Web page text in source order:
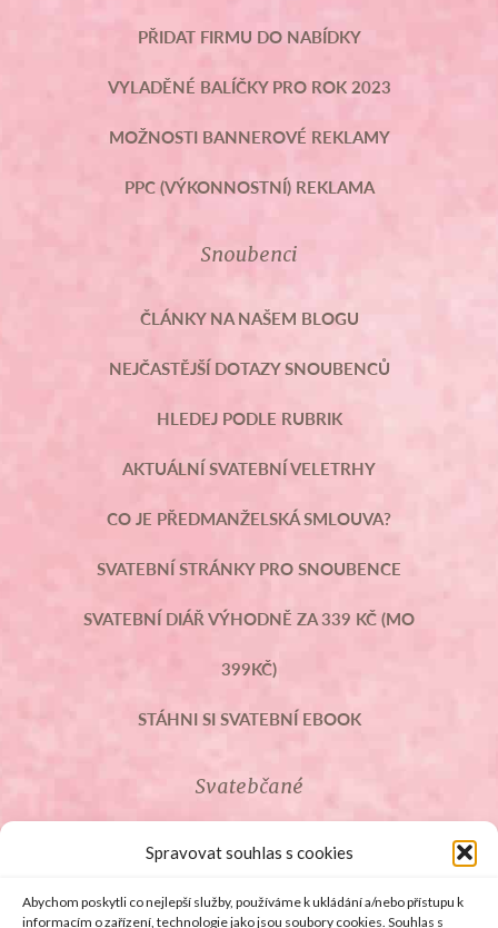
Spravovat souhlas s cookies
Abychom poskytli co nejlepší služby, používáme k ukládání a/nebo přístupu k
informacím o zařízení, technologie jako jsou soubory cookies. Souhlas s
PŘIDAT FIRMU DO NABÍDKY
VYLADĚNÉ BALÍČKY PRO ROK 2023
MOŽNOSTI BANNEROVÉ REKLAMY
PPC (VÝKONNOSTNÍ) REKLAMA
Snoubenci
ČLÁNKY NA NAŠEM BLOGU
NEJČASTĚJŠÍ DOTAZY SNOUBENCŮ
HLEDEJ PODLE RUBRIK
AKTUÁLNÍ SVATEBNÍ VELETRHY
CO JE PŘEDMANŽELSKÁ SMLOUVA?
SVATEBNÍ STRÁNKY PRO SNOUBENCE
SVATEBNÍ DIÁŘ VÝHODNĚ ZA 339 KČ (MO
399KČ)
STÁHNI SI SVATEBNÍ EBOOK
Svatebčané
ROZCESTNÍK PRO SVATEBČANY
SVATEBNÍ PROSLOVY